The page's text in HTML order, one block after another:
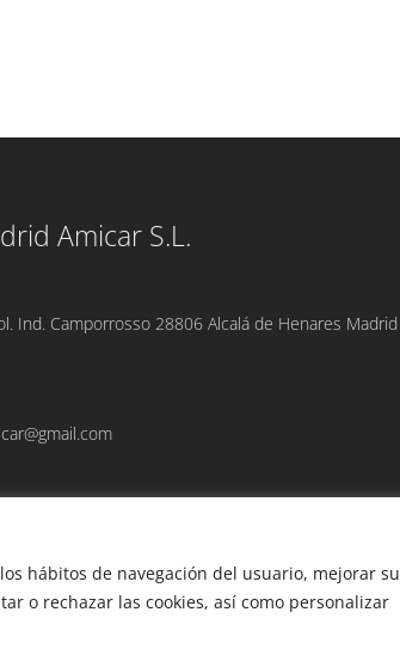
hábitos de navegación del usuario, mejorar su
o rechazar las cookies, así como personalizar
Amicar S.L.
Ind. Camporrosso 28806 Alcalá de Henares Madrid